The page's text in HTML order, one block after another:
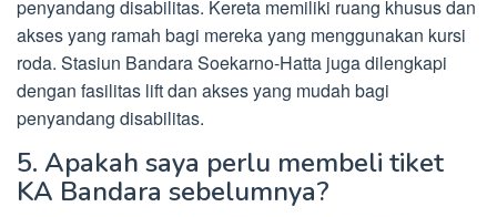
penyandang disabilitas. Kereta memiliki ruang khusus dan
akses yang ramah bagi mereka yang menggunakan kursi
roda. Stasiun Bandara Soekarno-Hatta juga dilengkapi
dengan fasilitas lift dan akses yang mudah bagi
penyandang disabilitas.
5. Apakah saya perlu membeli tiket
KA Bandara sebelumnya?